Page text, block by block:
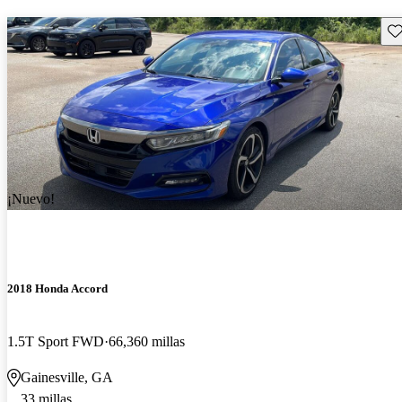
¡Nuevo!
2018 Honda Accord
1.5T Sport FWD 66,360 millas
Gainesville, GA